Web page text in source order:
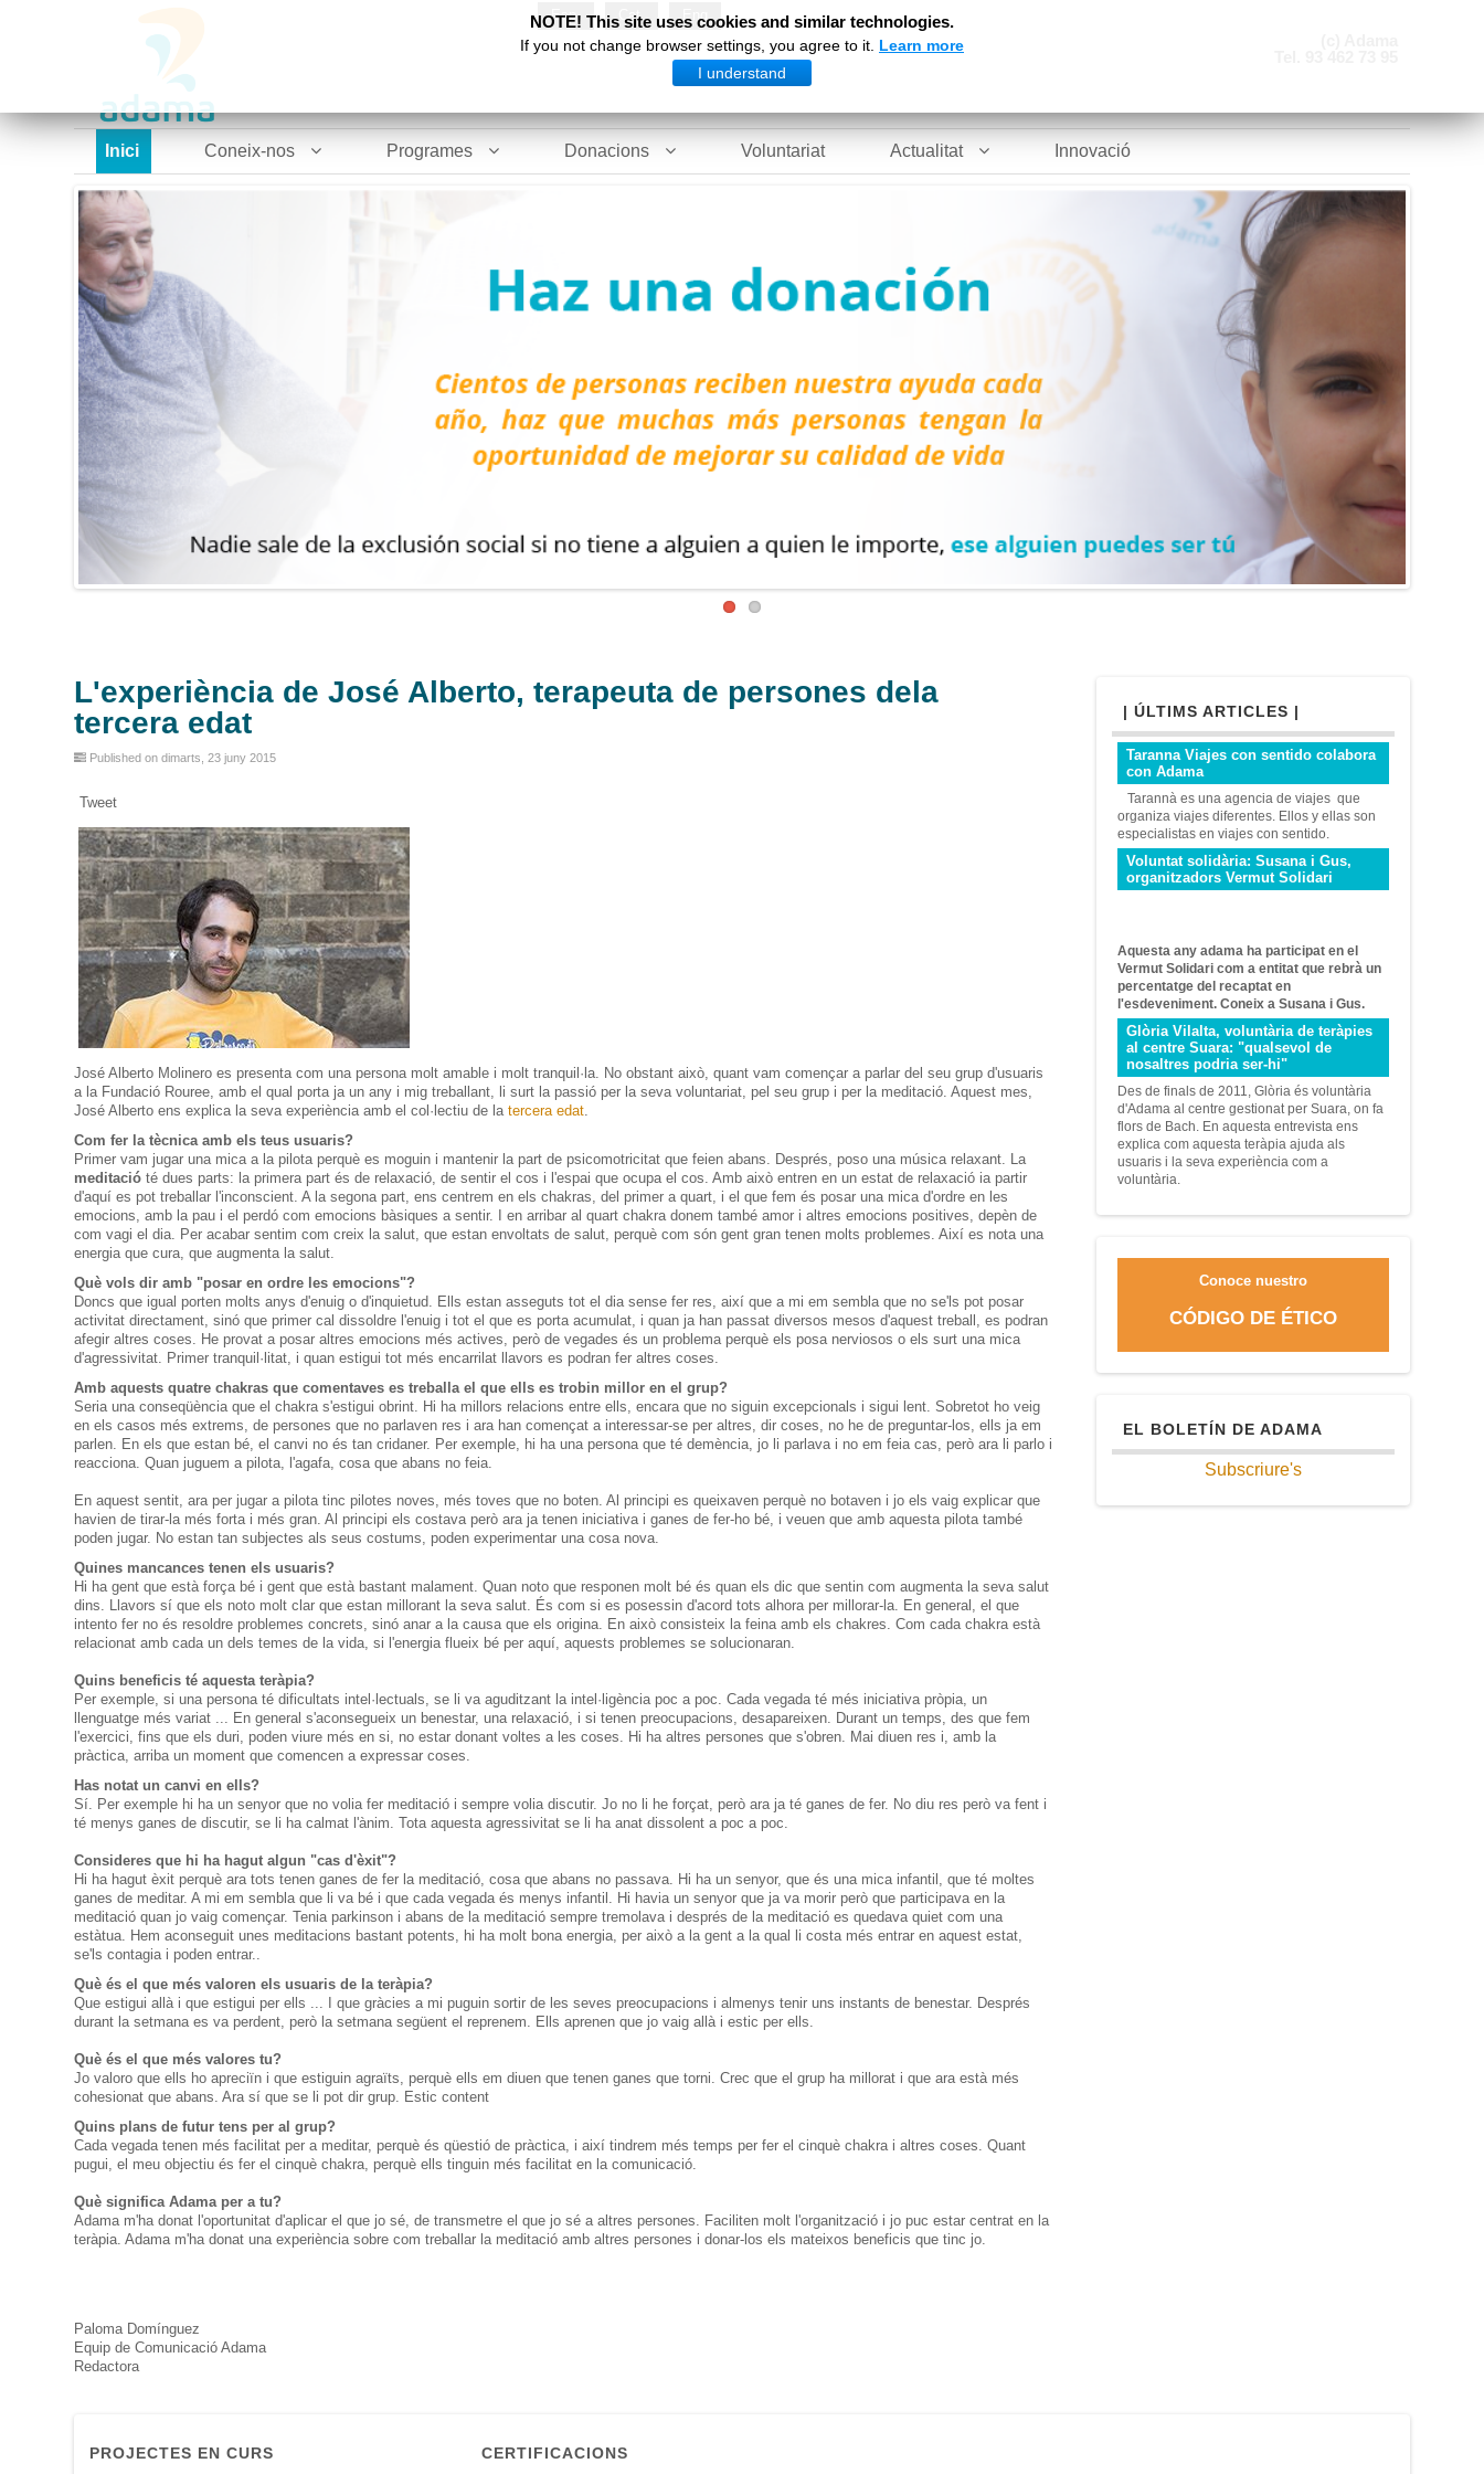
Esp Cat Eng
NOTE! This site uses cookies and similar technologies.
If you not change browser settings, you agree to it. Learn more
I understand
Inici Coneix-nos Programes Donacions Voluntariat Actualitat Innovació
L'experiència de José Alberto, terapeuta de persones dela
tercera edat
Published on dimarts, 23 juny 2015
Tweet
José Alberto Molinero es presenta com una persona molt amable i molt tranquil·la. No obstant això , quant vam començar a parlar del seu grup d'usuaris
a la Fundació Rouree, amb el qual porta ja un any i mig treballant li surt la passió per la seva voluntariat pel seu grup i per la meditació Aquest mes
José Alberto ens explica la seva experiència amb el col·lectiu de la tercera edat
Com fer la tècnica amb els teus usuaris?
Primer vam jugar una mica a la pilota perquè es moguin i mantenir la part de psicomotricitat que feien abans Després, poso una música relaxant. La
meditació té dues parts: la primera part és de relaxació , de sentir el cos i l'espai que ocupa el cos. Amb això entren en un estat de relaxació ia partir
d'aquí es pot treballar l'inconscient A la segona part ens centrem en els chakras , del primer a quart, i el que fem és posar una mica d'ordre en les
emocions
amb la pau i el perdó com emocions bàsiques a sentir. I en arribar al quart chakra donem també amor i altres emocions positives depèn de
com vagi el dia Per acabar sentim com creix la salut , que estan envoltats de salut perquè com són gent gran tenen molts problemes Així es nota una
energia que cura , que augmenta la salut
Què vols dir amb "posar en ordre les emocions"?
Doncs que igual porten molts anys d'enuig o d'inquietud Ells estan asseguts tot el dia sense fer res, així que a mi em sembla que no se'ls pot posar
activitat directament, sinó que primer cal dissoldre l'enuig i tot el que es porta acumulat, i quan ja han passat diversos mesos d'aquest treball es podran
afegir altres coses. He provat a posar altres emocions més actives però de vegades és un problema perquè els posa nerviosos o els surt una mica
d'agressivitat Primer tranquil·litat i quan estigui tot més encarrilat llavors es podran fer altres coses.
Amb aquests quatre chakras que comentaves es treballa el que ells es trobin millor en el grup?
Seria una conseqüència que el chakra s'estigui obrint. Hi ha millors relacions entre ells, encara que no siguin excepcionals i sigui lent. Sobretot ho veig
en els casos més extrems, de persones que no parlaven res i ara han començat a interessar-se per altres, dir coses, no he de preguntar-los, ells ja em
parlen. En els que estan bé, el canvi no és tan cridaner. Per exemple, hi ha una persona que té demència, jo li parlava i no em feia cas, però ara li parlo i
reacciona. Quan juguem a pilota, l'agafa, cosa que abans no feia.
En aquest sentit, ara per jugar a pilota tinc pilotes noves, més toves que no boten. Al principi es queixaven perquè no botaven i jo els vaig explicar que
havien de tirar-la més forta i més gran. Al principi els costava però ara ja tenen iniciativa i ganes de fer-ho bé, i veuen que amb aquesta pilota també
poden jugar. No estan tan subjectes als seus costums, poden experimentar una cosa nova.
Quines mancances tenen els usuaris?
Hi ha gent que està força bé i gent que està bastant malament. Quan noto que responen molt bé és quan els dic que sentin com augmenta la seva salut
dins.
Llavors sí que els noto molt clar que estan millorant la seva salut. És com si es posessin d'acord tots alhora per millorar-la. En general, el que
intento fer no és resoldre problemes concrets, sinó anar a la causa que els origina. En això consisteix la feina amb els chakres.
Com cada chakra està
relacionat amb cada un dels temes de la vida, si l'energia flueix bé per aquí, aquests problemes se solucionaran.
Quins beneficis té aquesta teràpia?
Per exemple, si una persona té dificultats intel·lectuals, se li va aguditzant la intel·ligència poc a poc.
Cada vegada té més iniciativa pròpia, un
llenguatge més variat ... En general s'aconsegueix un benestar, una relaxació, i si tenen preocupacions, desapareixen. Durant un temps, des que fem
l'exercici, fins que els duri, poden viure més en si, no estar donant voltes a les coses.
Hi ha altres persones que s'obren. Mai diuen res i, amb la
pràctica, arriba un moment que comencen a expressar coses.
Has notat un canvi en ells?
Sí. Per exemple hi ha un senyor que no volia fer meditació i sempre volia discutir. Jo no li he forçat, però ara ja té ganes de fer. No diu res però va fent i
té menys ganes de discutir, se li ha calmat l'ànim.
Tota aquesta agressivitat se li ha anat dissolent a poc a poc.
Consideres que hi ha hagut algun "cas d'èxit"?
Hi ha hagut èxit perquè ara tots tenen ganes de fer la meditació, cosa que abans no passava. Hi ha un senyor, que és una mica infantil, que té moltes
ganes de meditar. A mi em sembla que li va bé i que cada vegada és menys infantil.
Hi havia un senyor que ja va morir però que participava en la
meditació quan jo vaig començar. Tenia parkinson i abans de la meditació sempre tremolava i després de la meditació es quedava quiet com una
estàtua. Hem aconseguit unes meditacions bastant potents, hi ha molt bona energia, per això a la gent a la qual li costa més entrar en aquest estat,
se'ls contagia i poden entrar.
Què és el que més valoren els usuaris de la teràpia?
Que estigui allà i que estigui per ells ... I que gràcies a mi puguin sortir de les seves preocupacions i almenys tenir uns instants de benestar. Després
durant la setmana es va perdent, però la setmana següent el reprenem.
Ells aprenen que jo vaig allà i estic per ells.
Què és el que més valores tu?
Jo valoro que ells ho apreciïn i que estiguin agraïts, perquè ells em diuen que tenen ganes que torni.
Crec que el grup ha millorat i que ara està més
cohesionat que abans. Ara sí que se li pot dir grup. Estic content
Quins plans de futur tens per al grup?
Cada vegada tenen més facilitat per a meditar, perquè és qüestió de pràctica, i així tindrem més temps per fer el cinquè chakra i altres coses.
Quant
pugui, el meu objectiu és fer el cinquè chakra, perquè ells tinguin més facilitat en la comunicació.
Què significa Adama per a tu?
Adama m'ha donat l'oportunitat d'aplicar el que jo sé, de transmetre el que jo sé a altres persones.
Faciliten molt l'organització i jo puc estar centrat en la
teràpia. Adama m'ha donat una experiència sobre com treballar la meditació amb altres persones i donar-los els mateixos beneficis que tinc jo.
Paloma Domínguez
Equip de Comunicació Adama
Redactora
| ÚLTIMS ARTICLES |
Taranna Viajes con sentido colabora
con Adama
Tarannà es una agencia de viajes que
organiza viajes diferentes. Ellos y ellas son
especialistas en viajes con sentido.
Voluntat solidària: Susana i Gus,
organitzadors Vermut Solidari
Aquesta any adama ha participat en el
Vermut Solidari com a entitat que rebrà un
percentatge del recaptat en
l'esdeveniment. Coneix a Susana i Gus.
Glòria Vilalta, voluntària de teràpies
al centre Suara: "qualsevol de
nosaltres podria ser-hi"
Des de finals de 2011 , Glòria és voluntària
d'Adama al centre gestionat per Suara on fa
flors de Bach En aquesta entrevista ens
explica com aquesta teràpia ajuda als
usuaris i la seva experiència com a
voluntària
Conoce nuestro
CÓDIGO DE ÉTICO
EL BOLETÍN DE ADAMA
Subscriure's
PROJECTES EN CURS CERTIFICACIONS